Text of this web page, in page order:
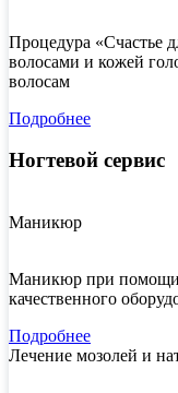
Процедура «Счастье
волосами и кожей
волосам
Подробнее
Ногтевой сервис
Маникюр
Маникюр при помощи
качественного
Подробнее
Лечение мозолей и